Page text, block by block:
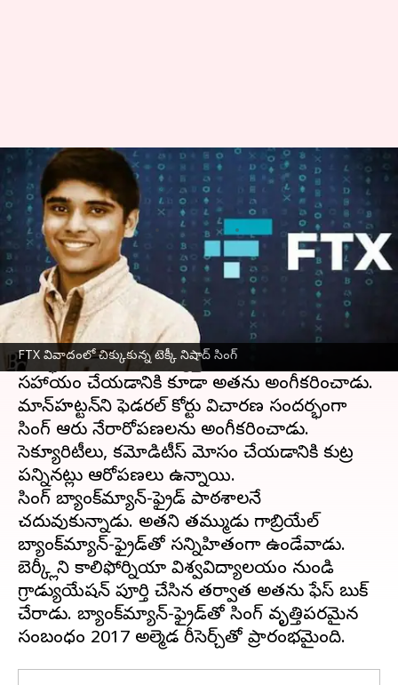
FTX వివాదంలో చిక్కుకున్న టెక్కీ నిషాద్ సింగ్
FTX వివాదంలో చిక్కుకున్న భారతీయ
సంతతికి చెందిన టెక్కీ నిషాద్ సింగ్
వ్రాసిన వారు Nishkala Sathivada Mar 02, 2023 06:34 pm
ఈ వార్తాకథనం ఏంటి
FTXలో ఇంజనీరింగ్ మాజీ డైరెక్టర్ నిషాద్ సింగ్ ఆరు
మోసం ఆరోపణలకు నేరాన్ని అంగీకరించాడు.క్రిప్టో
ఎక్స్ఛేంజ్ పతనంపై దర్యాప్తు చేయడానికి ప్రభుత్వానికి
సహాయం చేయడానికి కూడా అతను అంగీకరించాడు.
మాన్‌హట్టన్‌లోని ఫెడరల్ కోర్టులో విచారణ సందర్భంగా
సింగ్ ఆరు నేరారోపణలను అంగీకరించాడు.
సెక్యూరిటీలు, కమోడిటీస్ మోసం చేయడానికి కుట్ర
పన్నినట్లు ఆరోపణలు ఉన్నాయి.
సింగ్ బ్యాంక్‌మ్యాన్-ఫ్రైడ్ పాఠశాలలోనే
చదువుకున్నాడు. అతని తమ్ముడు గాబ్రియేల్
బ్యాంక్‌మ్యాన్-ఫ్రైడ్‌తో సన్నిహితంగా ఉండేవాడు.
బెర్క్లీలోని కాలిఫోర్నియా విశ్వవిద్యాలయం నుండి
గ్రాడ్యుయేషన్ పూర్తి చేసిన తర్వాత అతను ఫేస్ బుక్ లో
చేరాడు. బ్యాంక్‌మ్యాన్-ఫ్రైడ్‌తో సింగ్ వృత్తిపరమైన